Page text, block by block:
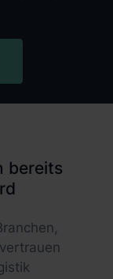
bereits